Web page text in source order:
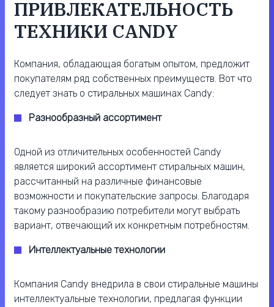
ПРИВЛЕКАТЕЛЬНОСТЬ
ТЕХНИКИ CANDY
Компания, обладающая богатым опытом, предложит
покупателям ряд собственных преимуществ. Вот что
следует знать о стиральных машинах Candy:
Разнообразный ассортимент
Одной из отличительных особенностей Candy
является широкий ассортимент стиральных машин,
рассчитанный на различные финансовые
возможности и покупательские запросы. Благодаря
такому разнообразию потребители могут выбрать
вариант, отвечающий их конкретным потребностям.
Интеллектуальные технологии
Компания Candy внедрила в свои стиральные машины
интеллектуальные технологии, предлагая функции